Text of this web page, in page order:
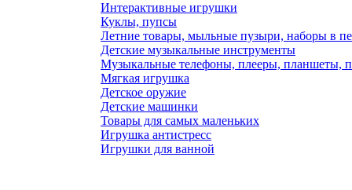
Интерактивные игрушки
Куклы, пупсы
Летние товары, мыльные пузыри, наборы в
Детские музыкальные инструменты
Музыкальные телефоны, плееры, планшеты,
Мягкая игрушка
Детское оружие
Детские машинки
Товары для самых маленьких
Игрушка антистресс
Игрушки для ванной